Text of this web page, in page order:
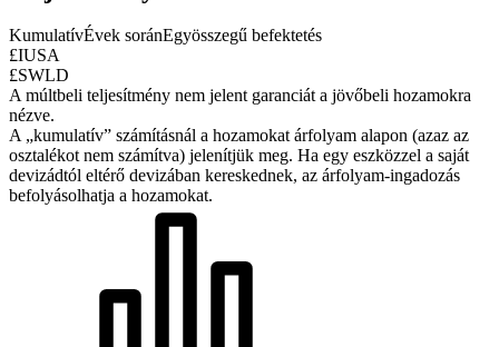
KumulatívÉvek soránEgyösszegű befektetés
£IUSA
£SWLD
A múltbeli teljesítmény nem jelent garanciát a jövőbeli hozamokra
nézve.
A „kumulatív” számításnál a hozamokat árfolyam alapon (azaz az
osztalékot nem számítva) jelenítjük meg. Ha egy eszközzel a saját
devizádtól eltérő devizában kereskednek, az árfolyam-ingadozás
befolyásolhatja a hozamokat.